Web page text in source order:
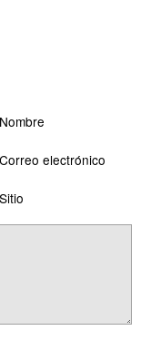
Nombre
Correo electrónico
Sitio